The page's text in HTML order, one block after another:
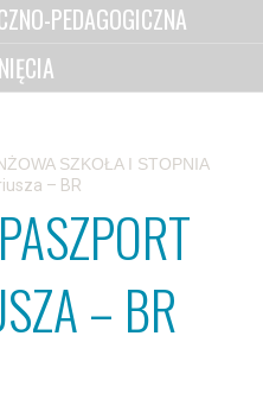
PEDAGOGICZNA
SZKOŁA I STOPNIA
– BR
– BR